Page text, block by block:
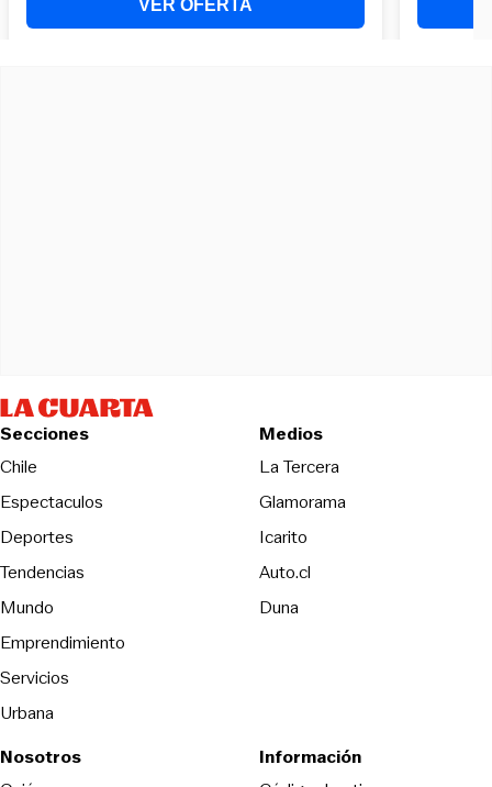
Secciones
Chile
Espectaculos
Deportes
Tendencias
Mundo
Emprendimiento
Servicios
Urbana
Medios
La TerceraOpens in new
Glamorama
Icarito
Auto.cl
DunaOpens in new window
Nosotros
Información